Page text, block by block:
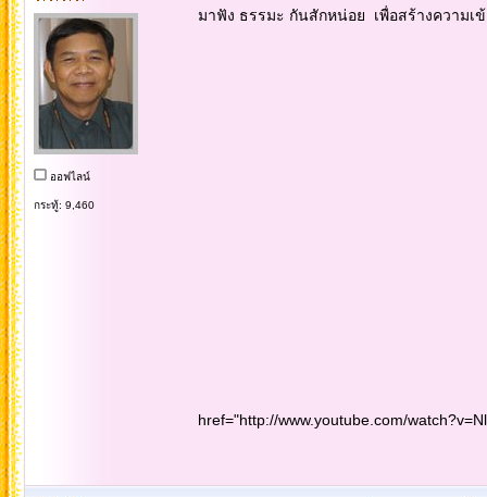
ออฟไลน์
กระทู้: 9,460
มาฟัง ธรรมะ กันสักหน่อย เพื่อสร้างความเ
href="http://www.youtube.com/